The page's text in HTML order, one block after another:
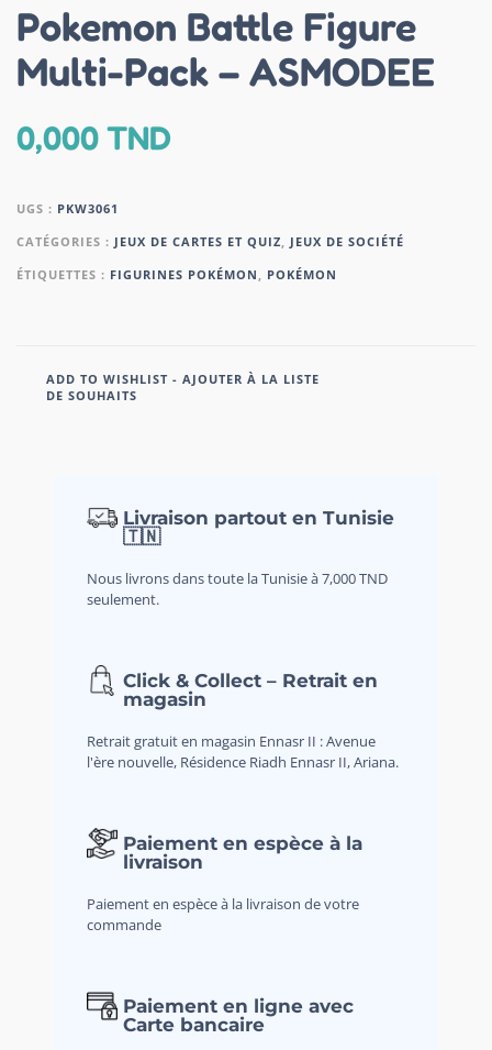
Pokemon Battle Figure
Multi-Pack – ASMODEE
0,000TND
UGS : PKW3061
CATÉGORIES : JEUX DE CARTES ET QUIZ
JEUX DE SOCIÉTÉ
ÉTIQUETTES : FIGURINES POKÉMON POKÉMON
ADD TO WISHLIST - AJOUTER À LA LISTE
DE SOUHAITS
Livraison partout en Tunisie
🇹🇳
Nous livrons dans toute la Tunisie à 7,000 TND
seulement.
Click & Collect – Retrait en
magasin
Retrait gratuit en magasin Ennasr II : Avenue
l'ère nouvelle, Résidence Riadh Ennasr II, Ariana.
Paiement en espèce à la
livraison
Paiement en espèce à la livraison de votre
commande
Paiement en ligne avec
Carte bancaire